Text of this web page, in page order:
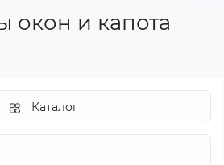
окон и капота
Каталог